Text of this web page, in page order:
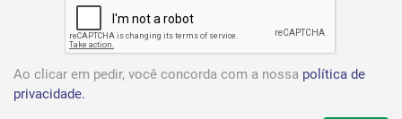
Ao clicar em pedir, você concorda com a nossa política de
privacidade.